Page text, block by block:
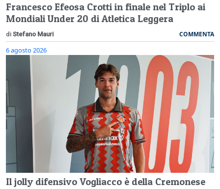
Francesco Efeosa Crotti in finale nel Triplo ai
Mondiali Under 20 di Atletica Leggera
di Stefano Mauri COMMENTA
6 agosto 2026
Il jolly difensivo Vogliacco è della Cremonese